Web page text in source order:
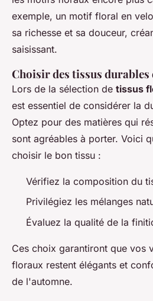
exemple, un motif floral en
sa richesse et sa douceur,
saisissant.
Choisir des tissus
Lors de la sélection de tissus
est essentiel de considérer la
Optez pour des matières qui
sont agréables à porter. Voici
choisir le bon tissu :
Vérifiez la composition du
Privilégiez les mélanges
Évaluez la qualité de la
Ces choix garantiront que vos
floraux restent élégants et
de l'automne.